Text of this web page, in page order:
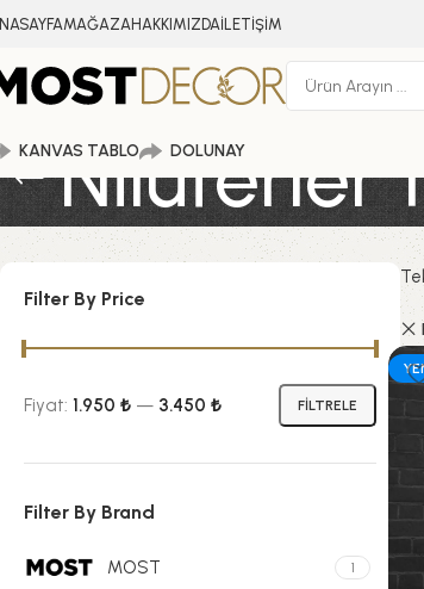
MAĞAZAHAKKIMIZDAİLETİŞİM
KANVAS TABLO DOLUNAY
Nilüferler
Filter By Price
FİLTRELE
Fiyat: 1.950 ₺ — 3.450 ₺
Filter By Brand
MOST 1